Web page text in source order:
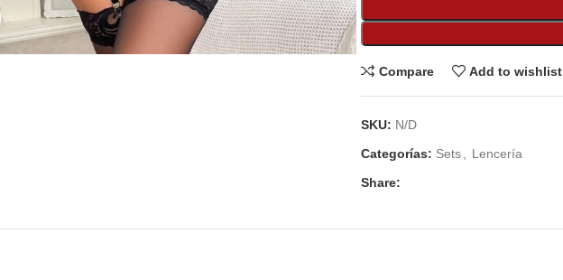
Click to enlarge
Compare Add to wishlist
SKU: N/D
Categorías: Sets
Lencería
Share: